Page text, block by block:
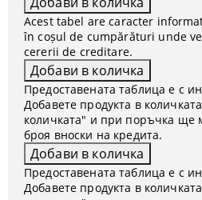
Acest tabel are caracter
în coșul de cumpărături unde
cererii de creditare.
Предоставената таблица е с
Добавете продукта в
количката" и при поръчка ще
броя вноски на кредита.
Предоставената таблица е с
Добавете продукта в